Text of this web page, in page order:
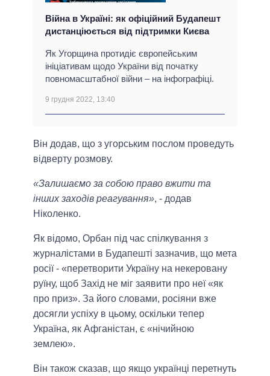
Війна в Україні: як офіційний Будапешт
дистанціюється від підтримки Києва
Як Угорщина протидіє європейським
ініціативам щодо України від початку
повномасштабної війни – на інфографіці.
9 грудня 2022, 13:40
Він додав, що з угорським послом проведуть
відверту розмову.
«Залишаємо за собою право вжити та
інших заходів реагування», - додав
Ніколенко.
Як відомо, Орбан під час спілкування з
журналістами в Будапешті зазначив, що мета
росії - «перетворити Україну на некеровану
руїну, щоб Захід не міг заявити про неї «як
про приз». За його словами, росіяни вже
досягли успіху в цьому, оскільки тепер
Україна, як Афганістан, є «нічийною
землею».
Він також сказав, що якщо українці перетнуть